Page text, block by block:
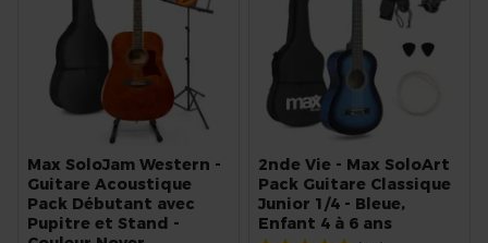
Max SoloJam Western -
Guitare Acoustique
Pack Débutant avec
Pupitre et Stand -
2nde Vie - Max SoloArt
Pack Guitare Classique
Junior 1/4 - Bleue,
Enfant 4 à 6 ans